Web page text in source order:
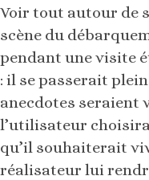
Voir tout autour de
scène du
pendant une visite
: il se passerait
anecdotes seraient
l’utilisateur
qu’il souhaiterait
réalisateur lui